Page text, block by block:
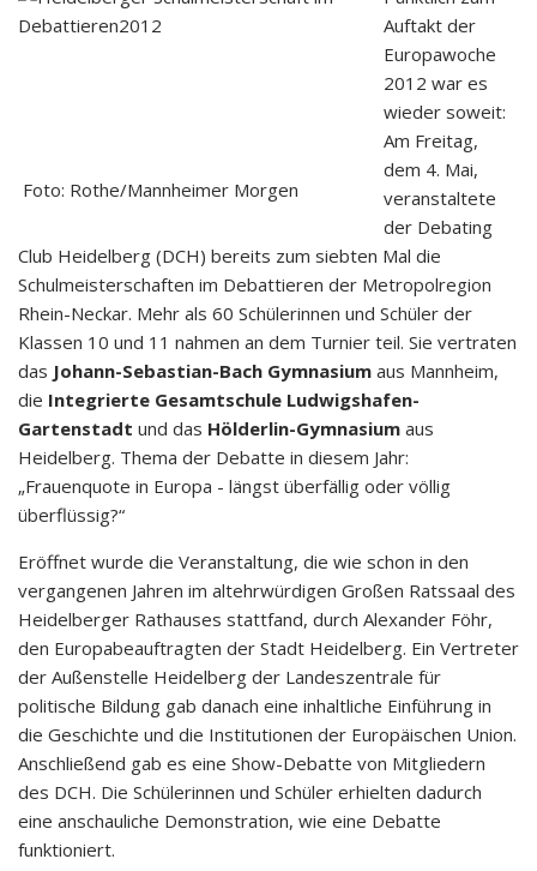
Foto: Rothe/Mannheimer Morgen
Auftakt der
Europawoche
2012 war es
wieder soweit:
Am Freitag,
dem 4. Mai,
veranstaltete
der Debating
Club Heidelberg (DCH) bereits zum siebten Mal die
Schulmeisterschaften im Debattieren der Metropolregion
Rhein-Neckar. Mehr als 60 Schülerinnen und Schüler der
Klassen 10 und 11 nahmen an dem Turnier teil. Sie vertraten
das Johann-Sebastian-Bach Gymnasium aus Mannheim,
die Integrierte Gesamtschule Ludwigshafen-
Gartenstadt und das Hölderlin-Gymnasium aus
Heidelberg. Thema der Debatte in diesem Jahr:
„Frauenquote in Europa - längst überfällig oder völlig
überflüssig?“
Eröffnet wurde die Veranstaltung, die wie schon in den
vergangenen Jahren im altehrwürdigen Großen Ratssaal des
Heidelberger Rathauses stattfand, durch Alexander Föhr,
den Europabeauftragten der Stadt Heidelberg. Ein Vertreter
der Außenstelle Heidelberg der Landeszentrale für
politische Bildung gab danach eine inhaltliche Einführung in
die Geschichte und die Institutionen der Europäischen Union.
Anschließend gab es eine Show-Debatte von Mitgliedern
des DCH. Die Schülerinnen und Schüler erhielten dadurch
eine anschauliche Demonstration, wie eine Debatte
funktioniert.